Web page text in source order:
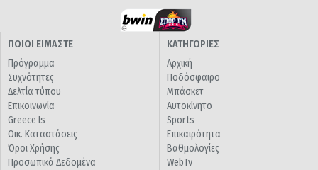
ΠΟΙΟΙ ΕΙΜΑΣΤΕ
Πρόγραμμα
Συχνότητες
Δελτία τύπου
Επικοινωνία
Greece Is
Οικ. Καταστάσεις
Όροι Χρήσης
Προσωπικά Δεδομένα
ΚΑΤΗΓΟΡΙΕΣ
Αρχική
Ποδόσφαιρο
Μπάσκετ
Αυτοκίνητο
Sports
Επικαιρότητα
Βαθμολογίες
WebTv